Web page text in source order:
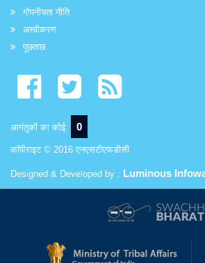
गोपनीयता नीति
अस्वीकरण
पूछताछ
आगंतुकों का कोई: 0
कॉपीराइट © 2016 एनएसटीएफडीसी
Designed & Developed by : Luminous